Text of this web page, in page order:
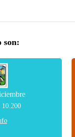
son:
10.200